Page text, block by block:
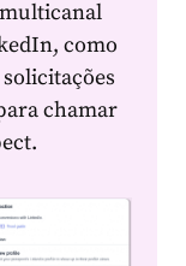
como
chamar